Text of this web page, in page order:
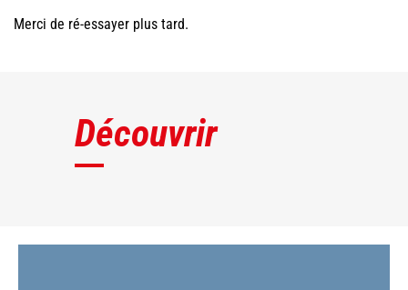
Merci de ré-essayer plus tard.
Découvrir